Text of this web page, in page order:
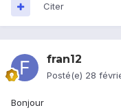
Citer
fran12
Posté(e) 28
Bonjour